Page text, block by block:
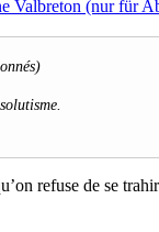
refuse de se